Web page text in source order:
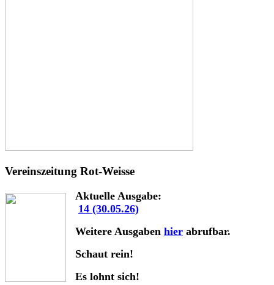
Vereinszeitung Rot-Weisse
Aktuelle Ausgabe:
14 (30.05.26)
Weitere Ausgaben hier abrufbar.
Schaut rein!
Es lohnt sich!